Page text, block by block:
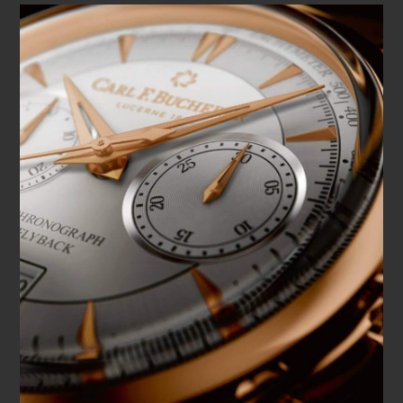
mouvement : ainsi, elles peuvent reprendre leur décompte
dès que le poussoir de remise à zéro est relâché.